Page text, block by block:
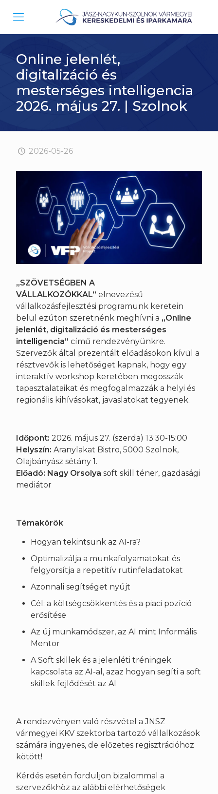
Online jelenlét,
digitalizáció és
mesterséges intelligencia
2026. május 27. | Szolnok
2026-05-26
„SZÖVETSÉGBEN A
VÁLLALKOZÓKKAL” elnevezésű
vállalkozásfejlesztési programunk keretein
belül ezúton szeretnénk meghívni a „Online
jelenlét, digitalizáció és mesterséges
intelligencia” című rendezvényünkre.
Szervezők által prezentált előadásokon kívül a
résztvevők is lehetőséget kapnak, hogy egy
interaktív workshop keretében megosszák
tapasztalataikat és megfogalmazzák a helyi és
regionális kihívásokat, javaslatokat tegyenek.
Időpont: 2026. május 27. (szerda) 13:30-15:00
Helyszín: Aranylakat Bistro, 5000 Szolnok,
Olajbányász sétány 1.
Előadó: Nagy Orsolya soft skill téner, gazdasági
mediátor
Témakörök
Hogyan tekintsünk az AI-ra?
Optimalizálja a munkafolyamatokat és
felgyorsítja a repetitív rutinfeladatokat
Azonnali segítséget nyújt
Cél: a költségcsökkentés és a piaci pozíció
erősítése
Az új munkamódszer, az AI mint Informális
Mentor
A Soft skillek és a jelenléti tréningek
kapcsolata az AI-al, azaz hogyan segíti a soft
skillek fejlődését az AI
A rendezvényen való részvétel a JNSZ
vármegyei KKV szektorba tartozó vállalkozások
számára ingyenes, de előzetes regisztrációhoz
kötött!
Kérdés esetén forduljon bizalommal a
szervezőkhöz az alábbi elérhetőségek